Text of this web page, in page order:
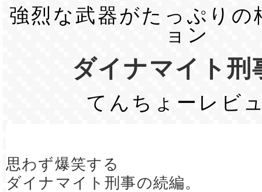
強烈な武器がたっぷりの
ョン
ダイナマイト刑
てんちょーレビ
思わず爆笑する
ダイナマイト刑事の続編。